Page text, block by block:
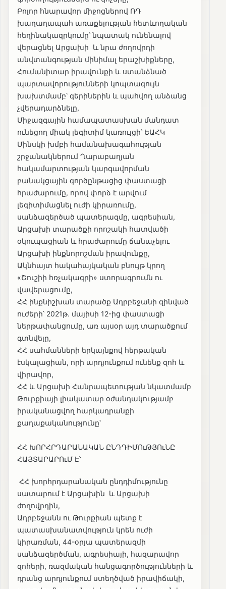
Բոլոր հնարավոր միջոցներով ՌԴ
խաղաղապահ առաքելության հետևողական
հեղինակազրկումը՝ նպատակ ունենալով
վերացնել Արցախի և նրա ժողովրդի
անվտանգության մինիմալ երաշխիքները,
Հումանիտար իրավունքի և ստանձնած
պարտավորությունների կոպտագույն
խախտմամբ՝ գերիներին և պահվող անձանց
չվերադարձնելը,
Միջազգային համապատասխան մանդատ
ունեցող միակ լեգիտիմ կառույցի՝ ԵԱՀԿ
Մինսկի խմբի համանախագահության
շրջանակներում Ղարաբաղյան
հակամարտության կարգավորման
բանակցային գործընթացից փաստացի
հրաժարումը, որով փորձ է արվում
լեգիտիմացնել ուժի կիրառումը,
սանձազերծած պատերազմը, ագրեսիան,
Արցախի տարածքի որոշակի հատվածի
օկուպացիան և հրաժարումը ճանաչելու
Արցախի ինքնորոշման իրավունքը,
Ակնհայտ հակահայկական բնույթ կրող
«Շուշիի հռչակագրի» ստորագրումն ու
վավերացումը,
ՀՀ ինքնիշխան տարածք Ադրբեջանի զինված
ուժերի՝ 2021թ. մայիսի 12-ից փաստացի
ներթափանցումը, առ այսօր այդ տարածքում
գտնվելը,
ՀՀ սահմանների երկայնքով հերթական
էսկալացիան, որի արդյունքում ունենք զոհ և
վիրավոր,
ՀՀ և Արցախի Հանրապետության նկատմամբ
Թուրքիայի լիակատար օժանդակությամբ
իրականացվող հարկադրանքի
քաղաքականությունը՝
ՀՀ ԽՈՐՀՐԴԱՐԱՆԱԿԱՆ ԸՆԴԴԻՄՈւԹՅՈւՆԸ
ՀԱՅՏԱՐԱՐՈւՄ Է՝
ՀՀ խորհրդարանական ընդդիմությունը
սատարում է Արցախին և Արցախի
ժողովրդին,
Ադրբեջանն ու Թուրքիան պետք է
պատասխանատվություն կրեն ուժի
կիրառման, 44-օրյա պատերազմի
սանձազերծման, ագրեսիայի, հազարավոր
զոհերի, ռազմական հանցագործությունների և
դրանց արդյունքում ստեղծված իրավիճակի,